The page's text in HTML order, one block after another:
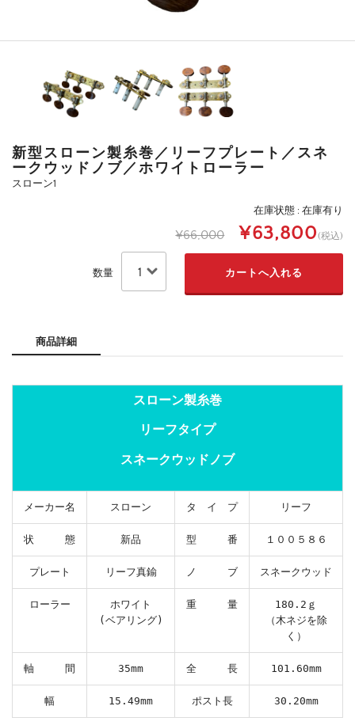
新型スローン製糸巻／リーフプレート／スネ
ークウッドノブ／ホワイトローラー
スローン1
在庫状態 : 在庫有り
¥66,000 ¥63,800(税込)
数量
商品詳細
スローン製糸巻
リーフタイプ
スネークウッドノブ
メーカー名 スローン タ イ プ リーフ
状 態 新品 型 番 １００５８６
プレート リーフ真鍮 ノ ブ スネークウッド
ローラー
ホワイト
(ベアリング)
重 量
180.2ｇ
（木ネジを除
く）
軸 間 35mm 全 長 101.60mm
幅 15.49mm ポスト長 30.20mm